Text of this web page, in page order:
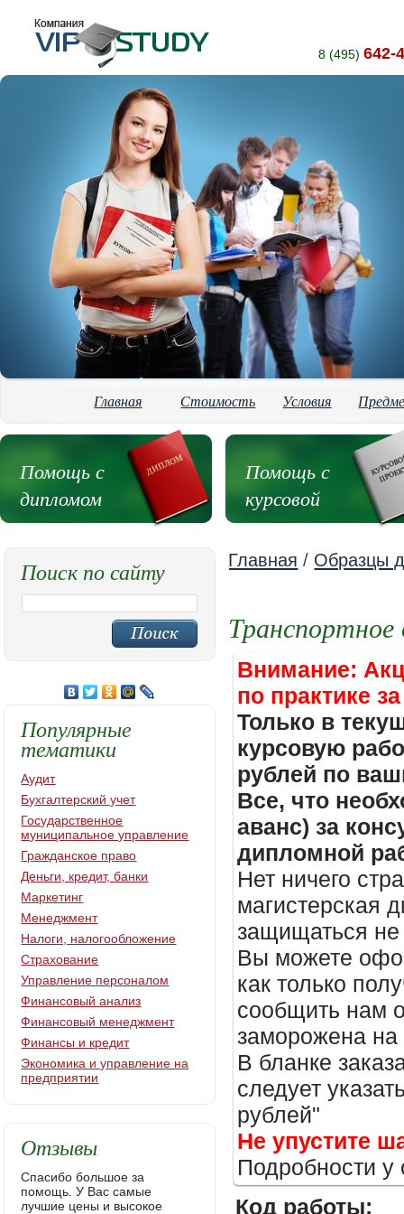
8 (495) 642-
Главная Стоимость Условия
Помощь с
дипломом
Помощь с
курсовой
Главная / Образцы
Транспортное
Внимание:
по практике
Только в
курсовую
рублей по
Все, что
аванс) за
дипломной
Нет ничего
магистерская
защищаться не
Вы можете
как только
сообщить нам
заморожена
В бланке
следует
рублей"
Не упустите
Подробности
Код работы:
Поиск по сайту
Популярные
тематики
Аудит
Бухгалтерский учет
Государственное
муниципальное управление
Гражданское право
Деньги, кредит, банки
Маркетинг
Менеджмент
Налоги, налогообложение
Страхование
Управление персоналом
Финансовый анализ
Финансовый менеджмент
Финансы и кредит
Экономика и управление на
предприятии
Отзывы
Спасибо большое за
помощь. У Вас самые
лучшие цены и высокое